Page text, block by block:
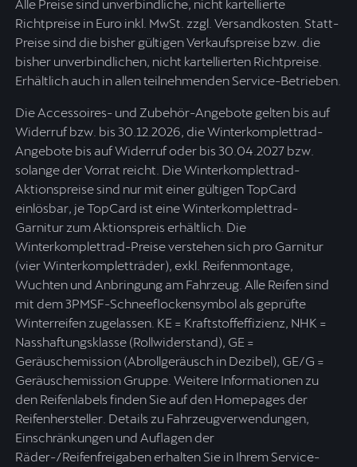
Alle Preise sind unverbindliche, nicht kartellierte
Richtpreise in Euro inkl. MwSt. zzgl. Versandkosten. Statt-
Preise sind die bisher gültigen Verkaufspreise bzw. die
bisher unverbindlichen, nicht kartellierten Richtpreise.
Erhältlich auch in allen teilnehmenden Service-Betrieben.
Die Accessoires- und Zubehör-Angebote gelten bis auf
Widerruf bzw. bis 30.12.2026, die Winterkomplettrad-
Angebote bis auf Widerruf oder bis 30.04.2027 bzw.
solange der Vorrat reicht. Die Winterkomplettrad-
Aktionspreise sind nur mit einer gültigen TopCard
einlösbar, je TopCard ist eine Winterkomplettrad-
Garnitur zum Aktionspreis erhältlich. Die
Winterkomplettrad-Preise verstehen sich pro Garnitur
(vier Winterkompletträder), exkl. Reifenmontage,
Wuchten und Anbringung am Fahrzeug. Alle Reifen sind
mit dem 3PMSF-Schneeflockensymbol als geprüfte
Winterreifen zugelassen. KE = Kraftstoffeffizienz, NHK =
Nasshaftungsklasse (Rollwiderstand), GE =
Geräuschemission (Abrollgeräusch in Dezibel), GE/G =
Geräuschemission Gruppe. Weitere Informationen zu
den Reifenlabels finden Sie auf den Homepages der
Reifenhersteller. Details zu Fahrzeugverwendungen,
Einschränkungen und Auflagen der
Räder-/Reifenfreigaben erhalten Sie in Ihrem Service-